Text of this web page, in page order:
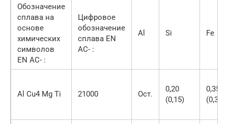
Обозначение
сплава на
основе
химических
символов
EN AC- :
Цифровое
обозначение
сплава EN
AC- :
Al Si Fe
Al Cu4 Mg Ti 21000 Ост.
0,20
(0,15)
0,35
(0,30)